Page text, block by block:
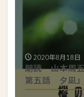
2020年8月18日
朗読 山本周
第五話 夕凪」